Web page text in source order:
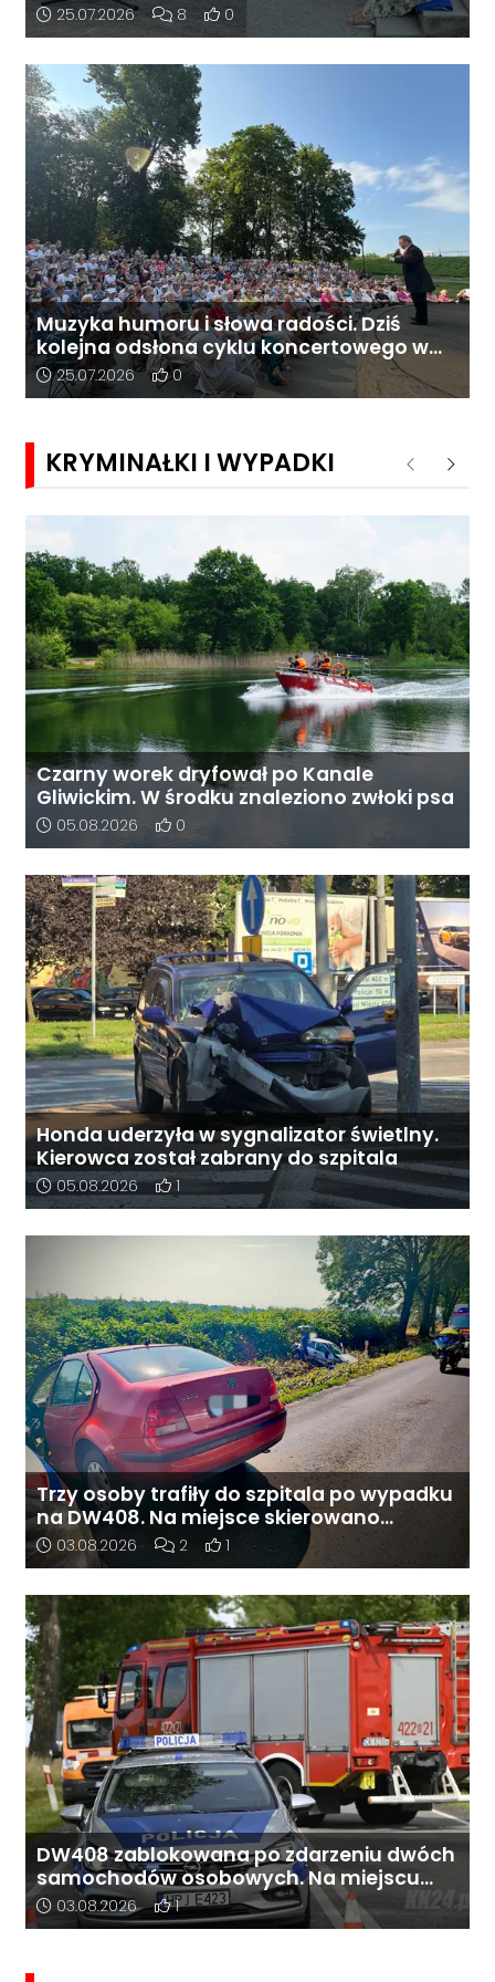
Publiczność jak zawsze dopisała
Data dodania artykułu:
25.07.2026 Liczba komentarzy artykułu:
8 Liczba pozytywnych reakcji
0
Muzyka humoru i słowa radości. Dziś
kolejna odsłona cyklu koncertowego w
kozielskiej muszli
Data dodania artykułu:
25.07.2026 Liczba pozytywnych reakcji użytkowników do
0
KRYMINAŁKI I WYPADKI Poprzednie
Czarny worek dryfował po Kanale
Gliwickim. W środku znaleziono zwłoki psa
Data dodania artykułu:
05.08.2026 Liczba pozytywnych reakcji użytkowników
0
Honda uderzyła w sygnalizator świetlny.
Kierowca został zabrany do szpitala
Data dodania artykułu:
05.08.2026 Liczba pozytywnych reakcji użytkowników
1
Trzy osoby trafiły do szpitala po wypadku
na DW408. Na miejsce skierowano
śmigłowiec LPR
Data dodania artykułu:
03.08.2026 Liczba komentarzy artykułu:
2 Liczba pozytywnych reakcji
1
DW408 zablokowana po zdarzeniu dwóch
samochodów osobowych. Na miejscu
pracują służby
Data dodania artykułu:
03.08.2026 Liczba pozytywnych reakcji użytkowników do
1